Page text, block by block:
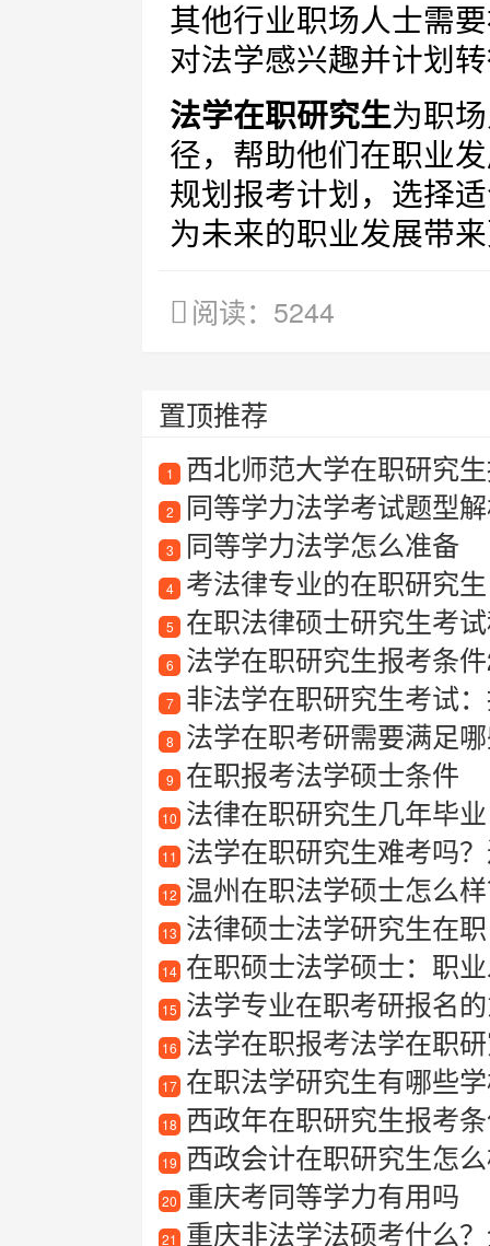
其他行业职场人士需
对法学感兴趣并计划
法学在职研究生为职
径，帮助他们在职业
规划报考计划，选择
为未来的职业发展带
阅读：5244
置顶推荐
1 西北师范大学在职研究
2 同等学力法学考试题型
3 同等学力法学怎么准备
4 考法律专业的在职研究生
5 在职法律硕士研究生考
6 法学在职研究生报考条
7 非法学在职研究生考试
8 法学在职考研需要满足
9 在职报考法学硕士条件
10 法律在职研究生几年毕业
11 法学在职研究生难考吗
12 温州在职法学硕士怎么
13 法律硕士法学研究生在职
14 在职硕士法学硕士：职
15 法学专业在职考研报名
16 法学在职报考法学在职
17 在职法学研究生有哪些
18 西政年在职研究生报考
19 西政会计在职研究生怎
20 重庆考同等学力有用吗
21 重庆非法学法硕考什么